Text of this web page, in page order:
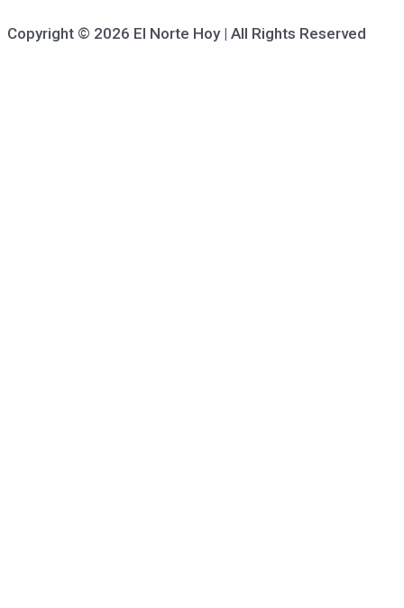
Copyright © 2026 El Norte Hoy | All Rights Reserved